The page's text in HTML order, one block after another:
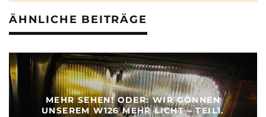
ÄHNLICHE BEITRÄGE
MEHR SEHEN! ODER: WIR GÖNNEN
UNSEREM W126 MEHR LICHT – TEIL1.